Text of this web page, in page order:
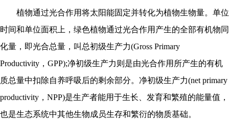
植物通过光合作用将太阳能固定并转化为植物生物量。单位
时间和单位面积上，绿色植物通过光合作用产生的全部有机物同
化量，即光合总量，叫总初级生产力(Gross Primary
Productivity，GPP);净初级生产力则是由光合作用所产生的有机
质总量中扣除自养呼吸后的剩余部分。净初级生产力(net primary
productivity，NPP)是生产者能用于生长、发育和繁殖的能量值，
也是生态系统中其他生物成员生存和繁衍的物质基础。